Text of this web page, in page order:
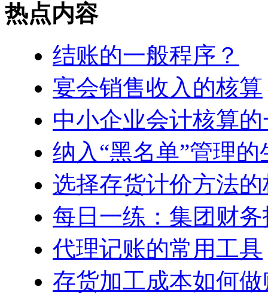
热点内容
结账的一般程序？
宴会销售收入的核算
中小企业会计核算
纳入“黑名单”管理
选择存货计价方法
每日一练：集团财
代理记账的常用工具
存货加工成本如何做